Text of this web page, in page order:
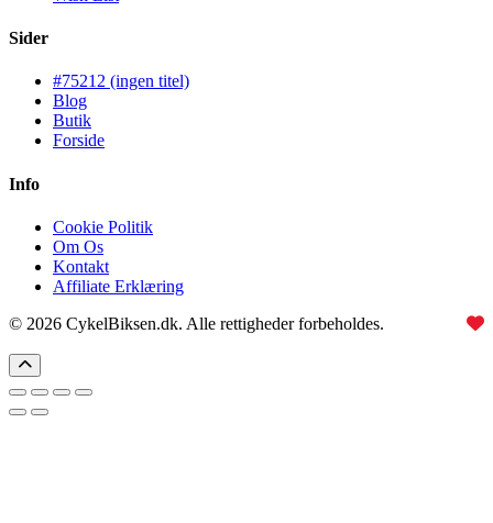
Sider
#75212 (ingen titel)
Blog
Butik
Forside
Info
Cookie Politik
Om Os
Kontakt
Affiliate Erklæring
© 2026 CykelBiksen.dk. Alle rettigheder forbeholdes.